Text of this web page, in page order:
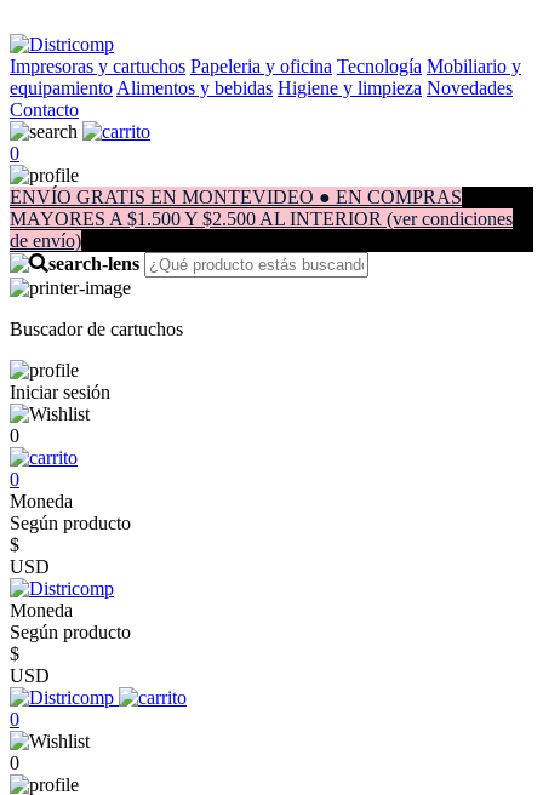
Impresoras y cartuchos Papeleria y oficina Tecnología Mobiliario y
equipamiento Alimentos y bebidas Higiene y limpieza Novedades
Contacto
0
ENVÍO GRATIS EN MONTEVIDEO ● EN COMPRAS
MAYORES A $1.500 Y $2.500 AL INTERIOR (ver condiciones
de envío)
Buscador de cartuchos
Iniciar sesión
0
0
Moneda
Según producto
$
USD
Moneda
Según producto
$
USD
0
0